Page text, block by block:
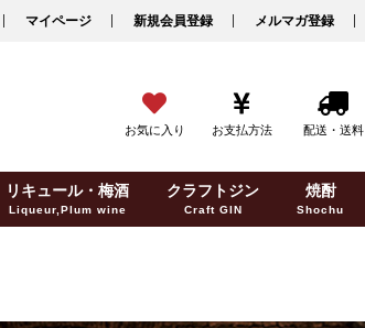
マイページ 新規会員登録 メルマガ登録
お気に入り お支払方法 配送・送料
リキュール・梅酒
Liqueur,Plum wine
クラフトジン
Craft GIN
焼酎
Shochu